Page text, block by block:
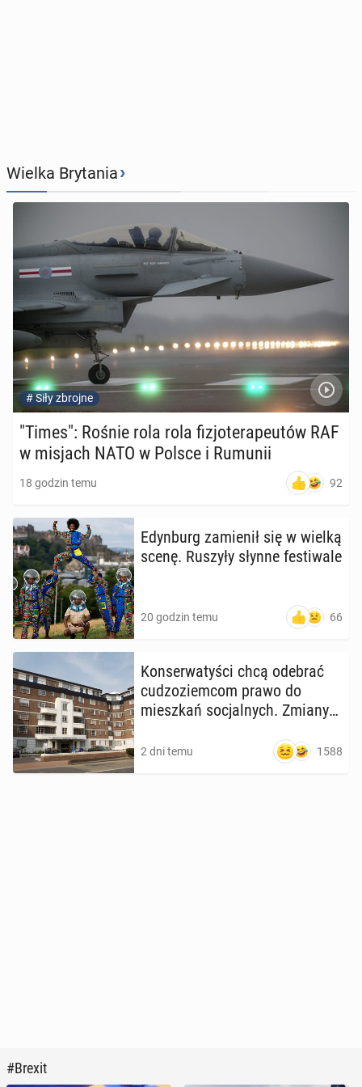
Wielka Brytania›
#Siły zbrojne
"Times": Rośnie rola rola fi­zjo­te­ra­peu­tów RAF
w misjach NATO w Polsce i Rumunii
18 godzin temu 92
Edyn­burg za­mie­nił się w wielką
scenę. Ruszyły słynne fe­sti­wa­le
20 godzin temu 66
Kon­ser­wa­ty­ści chcą odebrać
cu­dzo­ziem­com prawo do
miesz­kań so­cjal­nych. Zmiany
2 dni temu 1588
#Brexit